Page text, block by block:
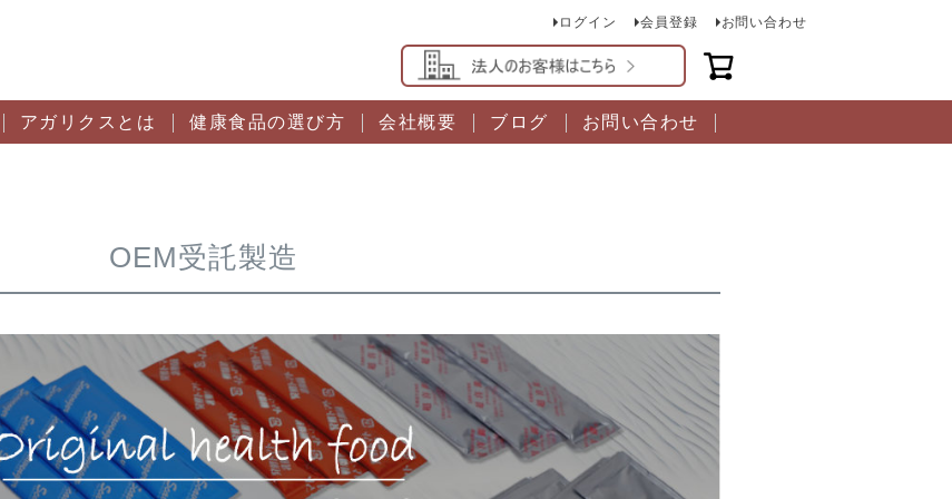
ログイン 会員登録 お問い合わせ
アガリクスとは 健康食品の選び方 会社概要 ブログ お問い合わせ
OEM受託製造